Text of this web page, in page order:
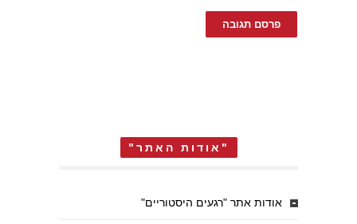
"אודות האתר"
אודות אתר "רגעים היסטוריים"